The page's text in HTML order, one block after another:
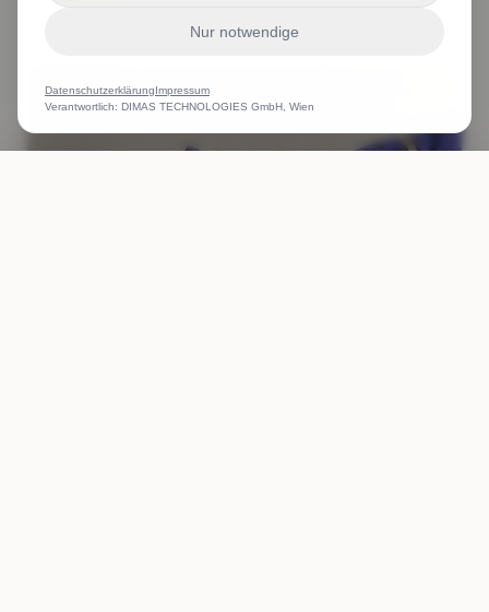
Nur notwendige
DatenschutzerklärungImpressum
Verantwortlich: DIMAS TECHNOLOGIES GmbH, Wien